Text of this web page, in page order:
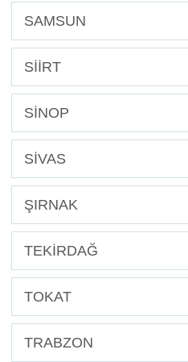
SAMSUN
SİİRT
SİNOP
SİVAS
ŞIRNAK
TEKİRDAĞ
TOKAT
TRABZON